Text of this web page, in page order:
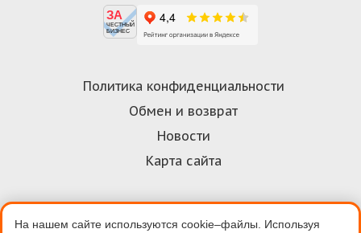
Политика конфиденциальности
Обмен и возврат
Новости
Карта сайта
Договор-оферта
ЗА
ЧЕСТНЫЙ
БИЗНЕС
На нашем сайте используются cookie–файлы. Используя